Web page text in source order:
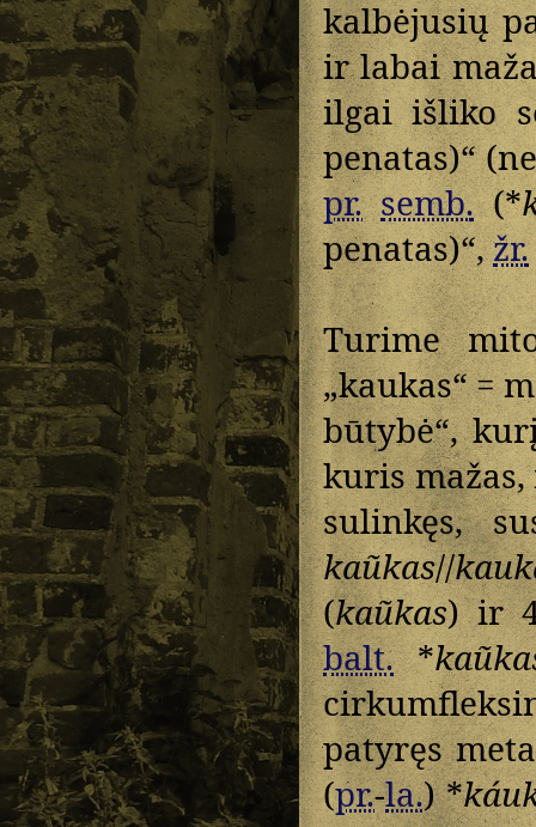
kalbėjusių
ir labai
ilgai išliko
penatas)“
pr. semb.(*
penatas)“,žr.
Turime
„kaukas“ =
būtybė“,
kuris
sulinkęs,
kaũkas//
(kaũkas) ir
balt.*
patyręs
(pr.-la.) *